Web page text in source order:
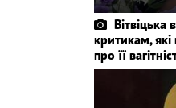
Вітвіцька
критикам, які
про її